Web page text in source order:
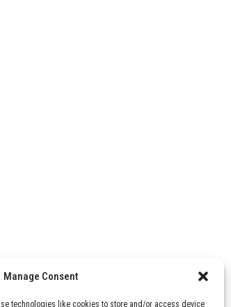
Manage Consent
technologies like cookies to store and/or access device